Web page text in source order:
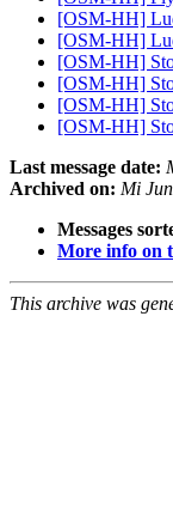
[OSM-HH]
[OSM-HH]
[OSM-HH]
[OSM-HH]
[OSM-HH]
[OSM-HH]
Last message date:
Archived on: Mi
Messages
More info on
This archive was